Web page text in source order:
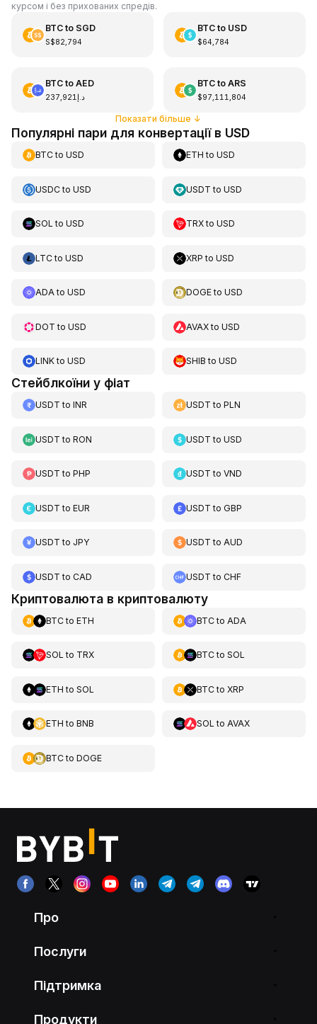
курсом і без прихованих спредів.
BTCto SGD
S$82,794
BTCto USD
$64,784
BTCto AED
د.إ237,921
BTCto ARS
$97,111,804
Показати більше ↓
Популярні пари для конвертації в USD
BTCto USD ETH toUSD
USDCto USD USDT toUSD
SOL to USD TRXtoUSD
LTCto USD XRP toUSD
ADAto USD DOGEtoUSD
DOT to USD AVAXtoUSD
LINKto USD SHIB toUSD
Стейблкоїни у фіат
USDT to INR USDT toPLN
USDT to RON USDT toUSD
USDT to PHP USDT toVND
USDT to EUR USDT toGBP
USDT to JPY USDT toAUD
USDT to CAD USDT toCHF
Криптовалюта в криптовалюту
BTCto ETH BTCto ADA
SOL to TRX BTCto SOL
ETH to SOL BTCto XRP
ETH to BNB SOL to AVAX
BTCto DOGE
Про
Послуги
Підтримка
Продукти